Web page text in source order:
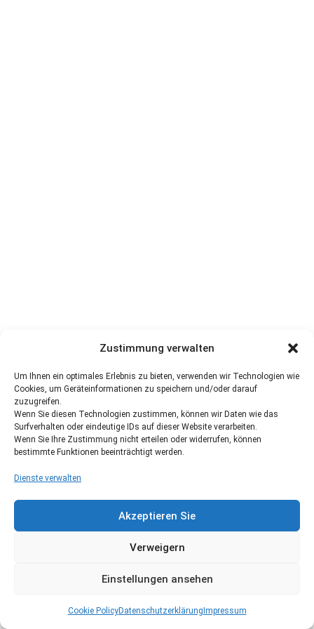
Zustimmung verwalten
Um Ihnen ein optimales Erlebnis zu bieten, verwenden wir Technologien wie
Cookies, um Geräteinformationen zu speichern und/oder darauf
zuzugreifen.
Wenn Sie diesen Technologien zustimmen, können wir Daten wie das
Surfverhalten oder eindeutige IDs auf dieser Website verarbeiten.
Wenn Sie Ihre Zustimmung nicht erteilen oder widerrufen, können
bestimmte Funktionen beeinträchtigt werden.
Dienste verwalten
Akzeptieren Sie
Verweigern
Einstellungen ansehen
Cookie PolicyDatenschutzerklärung Impressum